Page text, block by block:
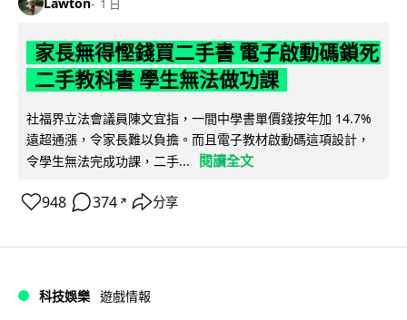
1 日
家長無得慳錢買二手書 電子啟動碼鎖死
二手教科書 學生無法做功課
社福界立法會議員陳文宜指，一間中學書單價錢按年加 14.7%
遠超通漲，令家長難以負擔。而且電子教材啟動碼這項設計，
令學生無法完成功課，二手...
閱讀全文
948 374 ↗ 分享
科技娛樂 遊戲情報